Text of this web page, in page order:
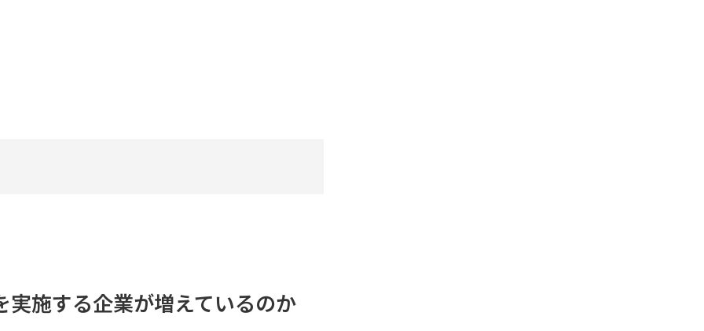
施する企業が増えているのか